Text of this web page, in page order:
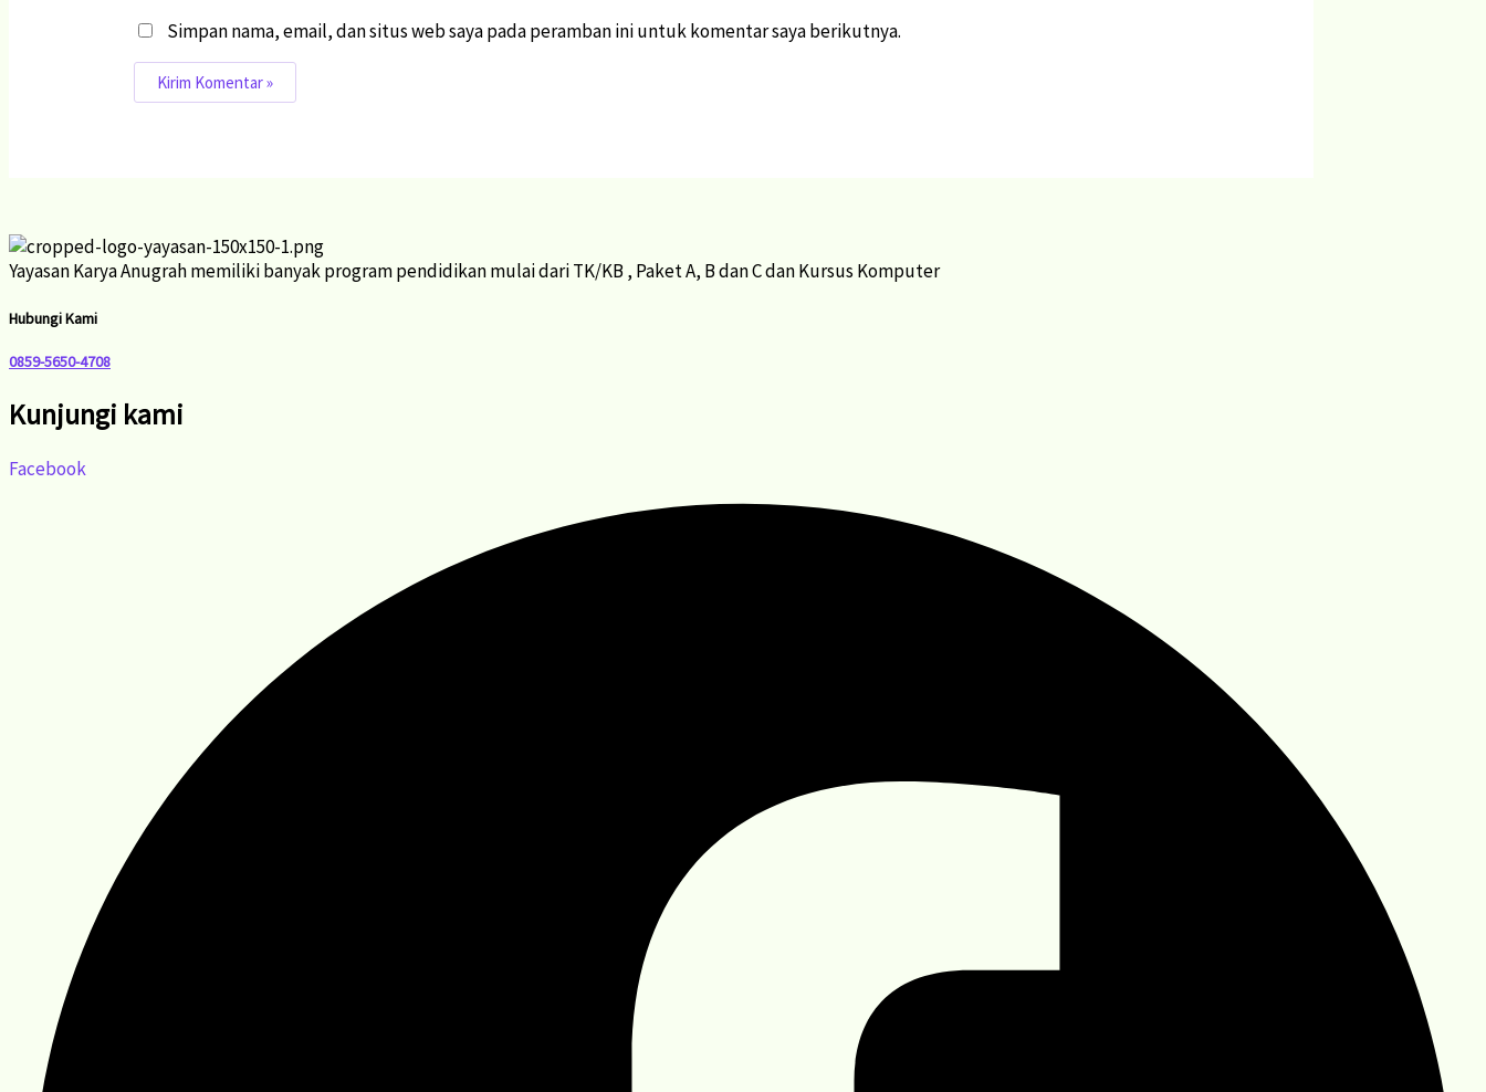
Simpan nama, email, dan situs web saya pada peramban ini untuk komentar saya berikutnya.
Yayasan Karya Anugrah memiliki banyak program pendidikan mulai dari TK/KB , Paket A, B dan C dan Kursus Komputer
Hubungi Kami
0859-5650-4708
Kunjungi kami
Facebook